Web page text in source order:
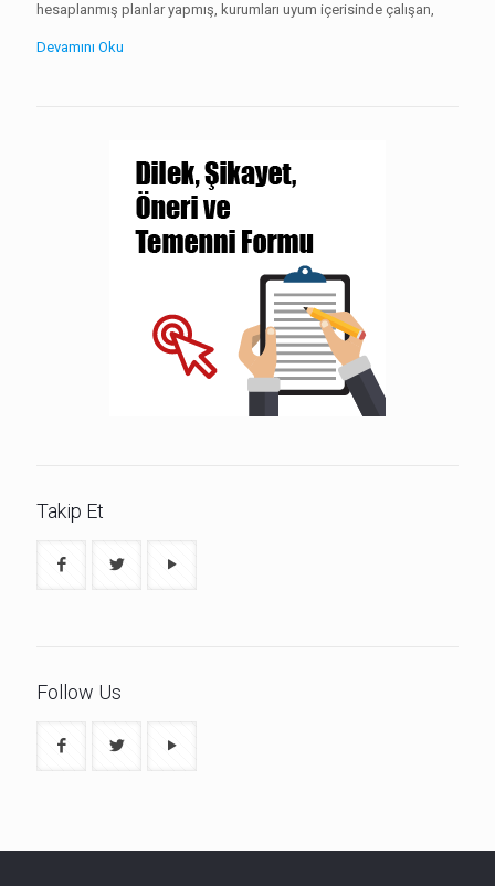
hesaplanmış planlar yapmış, kurumları uyum içerisinde çalışan,
Devamını Oku
Takip Et
Follow Us